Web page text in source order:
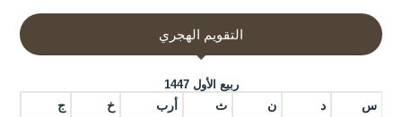
التقويم الهجري
ربيع الأول 1447
س د ن ث أرب خ ج